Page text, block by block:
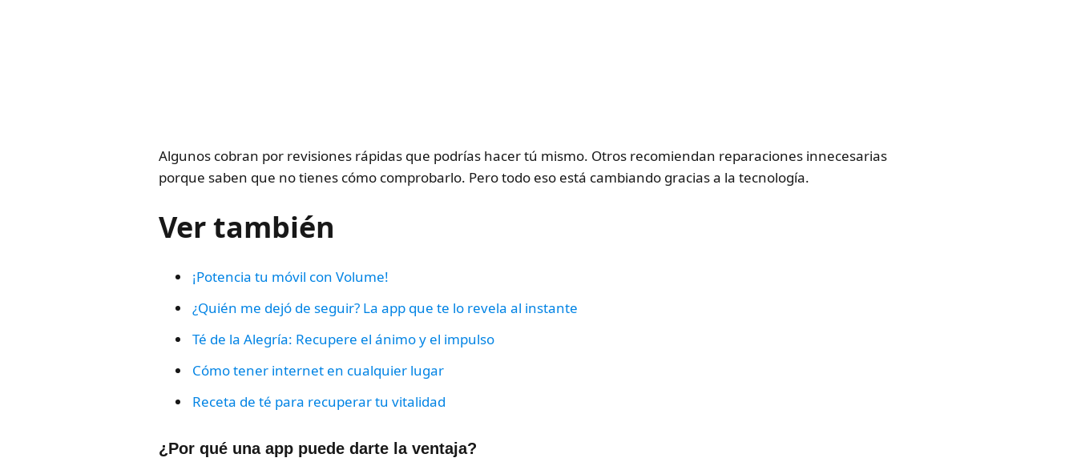
Algunos cobran por revisiones rápidas que podrías hacer tú mismo. Otros recomiendan reparaciones innecesarias
porque saben que no tienes cómo comprobarlo. Pero todo eso está cambiando gracias a la tecnología.
Ver también
¡Potencia tu móvil con Volume!
¿Quién me dejó de seguir? La app que te lo revela al instante
Té de la Alegría: Recupere el ánimo y el impulso
Cómo tener internet en cualquier lugar
Receta de té para recuperar tu vitalidad
¿Por qué una app puede darte la ventaja?